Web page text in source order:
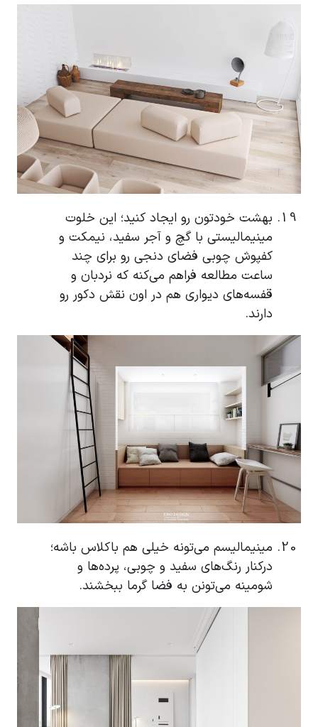
بهشت خودتون رو ایجاد کنید؛ این خلوت
مینیمالیستی با گچ و آجر سفید، نیمکت و
کفپوش چوبی فضای دنجی رو برای چند
ساعت مطالعه فراهم می‌کنه که نردبان و
قفسه‌های دیواری هم در اون نقش دکور رو
دارند.
مینیمالیسم می‌تونه خیلی هم باکلاس باشه؛
درکنار رنگ‌های سفید و چوبی، پرده‌ها و
شومینه می‌تونن به فضا گرما ببخشند.